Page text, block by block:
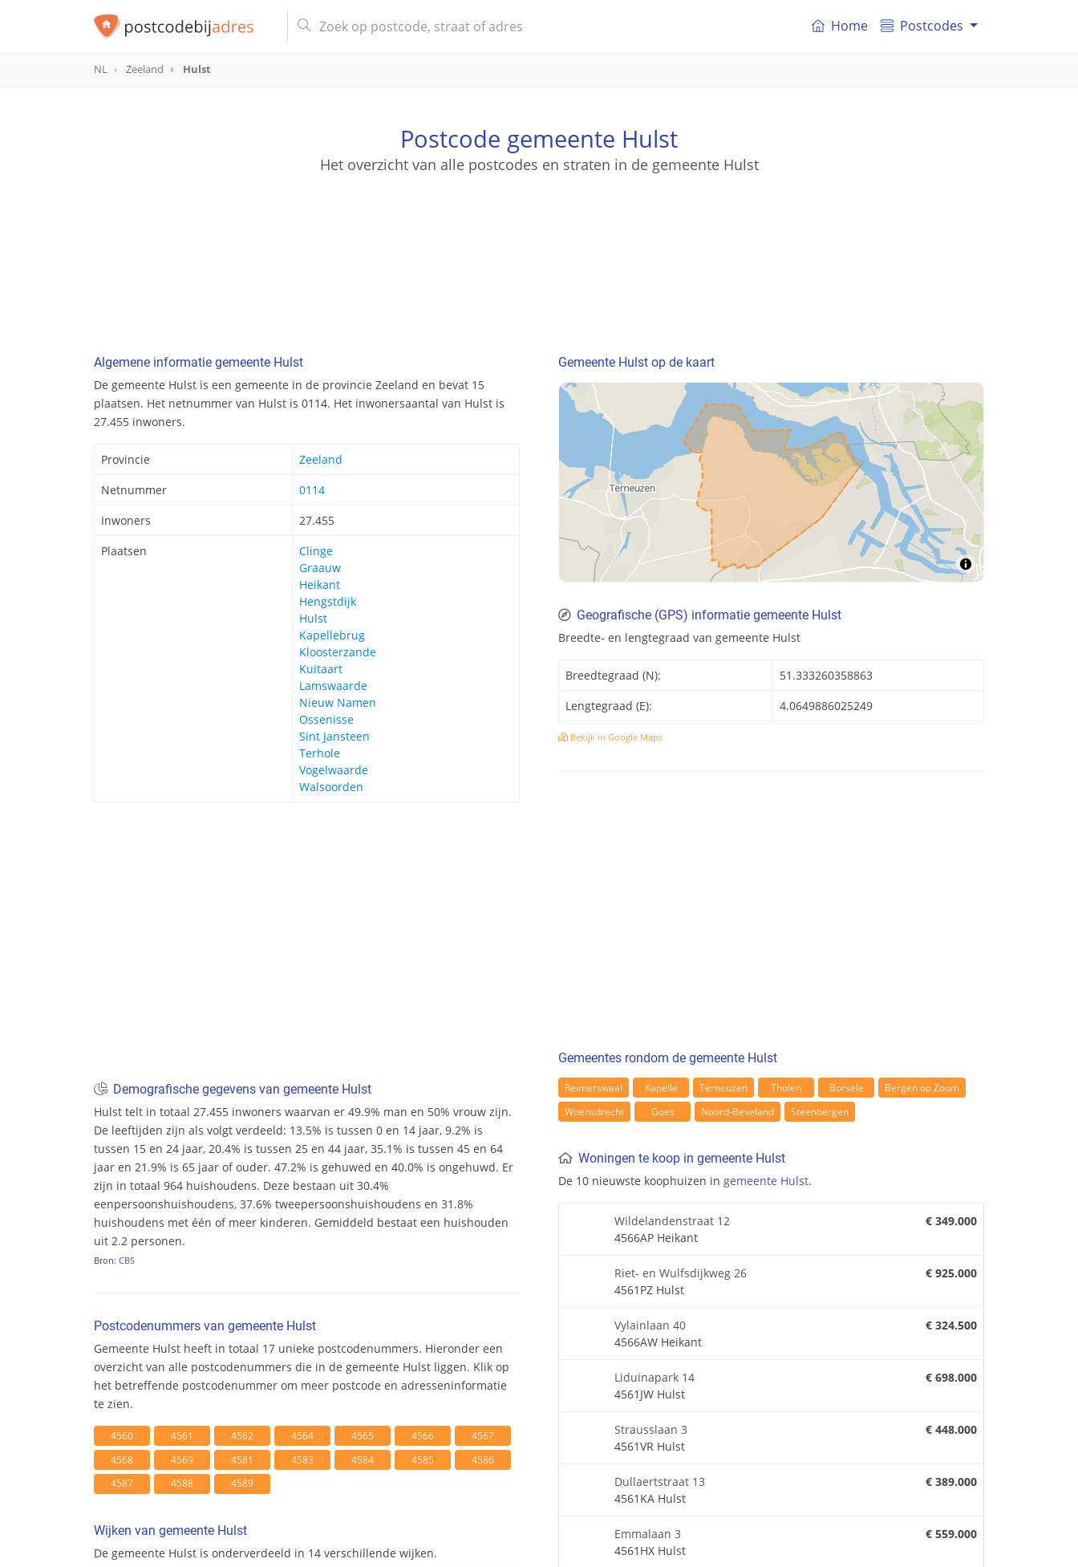
Home Postcodes
NL Zeeland Hulst
Postcode gemeente Hulst
Het overzicht van alle postcodes en straten in de gemeente Hulst
Algemene informatie gemeente Hulst
De gemeente Hulst is een gemeente in de provincie Zeeland en bevat 15
plaatsen. Het netnummer van Hulst is 0114. Het inwonersaantal van Hulst is
27.455 inwoners.
Provincie
Zeeland
Netnummer
0114
Inwoners
27.455
Plaatsen
Clinge
Graauw
Heikant
Hengstdijk
Hulst
Kapellebrug
Kloosterzande
Kuitaart
Lamswaarde
Nieuw Namen
Ossenisse
Sint Jansteen
Terhole
Vogelwaarde
Walsoorden
Demografische gegevens van gemeente Hulst
Hulst telt in totaal 27.455 inwoners waarvan er 49.9% man en 50% vrouw zijn.
De leeftijden zijn als volgt verdeeld: 13.5% is tussen 0 en 14 jaar, 9.2% is
tussen 15 en 24 jaar, 20.4% is tussen 25 en 44 jaar, 35.1% is tussen 45 en 64
jaar en 21.9% is 65 jaar of ouder. 47.2% is gehuwed en 40.0% is ongehuwd. Er
zijn in totaal 964 huishoudens. Deze bestaan uit 30.4%
eenpersoonshuishoudens, 37.6% tweepersoonshuishoudens en 31.8%
huishoudens met één of meer kinderen. Gemiddeld bestaat een huishouden
uit 2.2 personen.
Bron: CBS
Postcodenummers van gemeente Hulst
Gemeente Hulst heeft in totaal 17 unieke postcodenummers. Hieronder een
overzicht van alle postcodenummers die in de gemeente Hulst liggen. Klik op
het betreffende postcodenummer om meer postcode en adresseninformatie
te zien.
4560 4561 4562 4564 4565 4566
4567
4568
4569 4581 4583 4584 4585
4586
4587
4588 4589
Wijken van gemeente Hulst
De gemeente Hulst is onderverdeeld in 14 verschillende wijken.
Gemeente Hulst op de kaart
Geografische (GPS) informatie gemeente Hulst
Breedte- en lengtegraad van gemeente Hulst
Breedtegraad (N):
51.333260358863
Lengtegraad (E):
4.0649886025249
Bekijk in Google Maps
Gemeentes rondom de gemeente Hulst
Reimerswaal Kapelle Terneuzen Tholen Borsele
Bergen op Zoom
Woensdrecht
Goes Noord-Beveland Steenbergen
Woningen te koop in gemeente Hulst
De 10 nieuwste koophuizen in gemeente Hulst.
Wildelandenstraat 12
4566AP Heikant
€ 349.000
Riet- en Wulfsdijkweg 26
4561PZ Hulst
€ 925.000
Vylainlaan 40
4566AW Heikant
€ 324.500
Liduinapark 14
4561JW Hulst
€ 698.000
Strausslaan 3
4561VR Hulst
€ 448.000
Dullaertstraat 13
4561KA Hulst
€ 389.000
Emmalaan 3
4561HX Hulst
€ 559.000